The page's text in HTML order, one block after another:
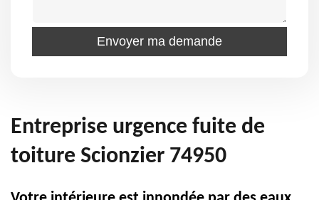
Entreprise urgence fuite de
toiture Scionzier 74950